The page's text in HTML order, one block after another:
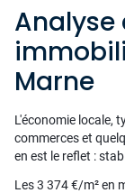
Marne
L'économie locale,
commerces et
en est le reflet :
Les 3 374 €/m² en